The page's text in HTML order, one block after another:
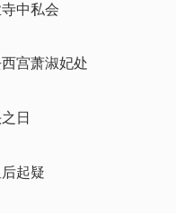
中私会
宫萧淑妃处
日
起疑